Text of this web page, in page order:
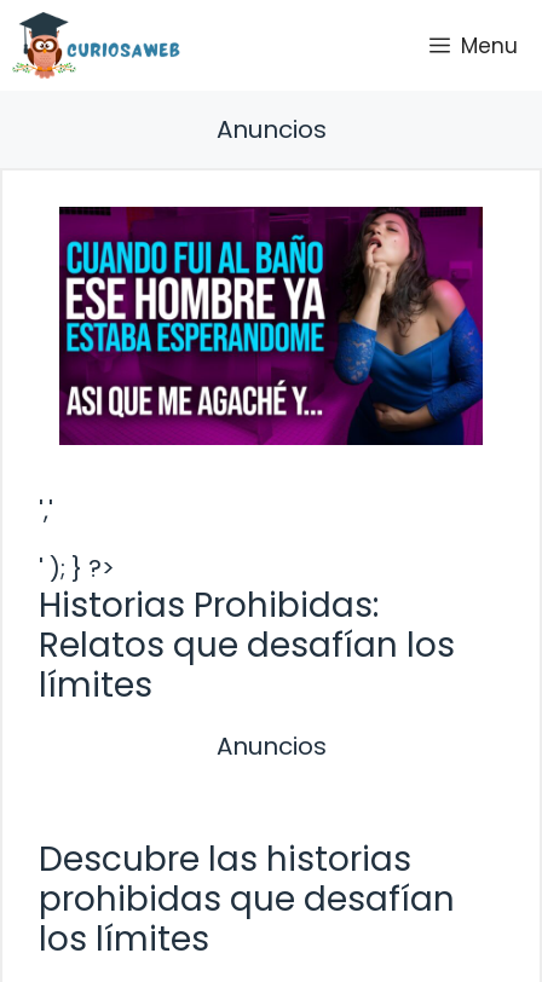
Saltar
contenido
Menu
Anuncios
','
' ); } ?>
Historias Prohibidas:
Relatos que desafían los
límites
Anuncios
Descubre las historias
prohibidas que desafían
los límites